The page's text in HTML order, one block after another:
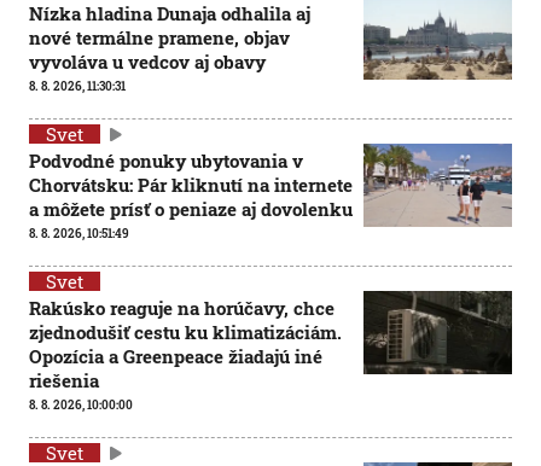
Nízka hladina Dunaja odhalila aj
nové termálne pramene, objav
vyvoláva u vedcov aj obavy
8. 8. 2026, 11:30:31
Svet
Podvodné ponuky ubytovania v
Chorvátsku: Pár kliknutí na internete
a môžete prísť o peniaze aj dovolenku
8. 8. 2026, 10:51:49
Svet
Rakúsko reaguje na horúčavy, chce
zjednodušiť cestu ku klimatizáciám.
Opozícia a Greenpeace žiadajú iné
riešenia
8. 8. 2026, 10:00:00
Svet